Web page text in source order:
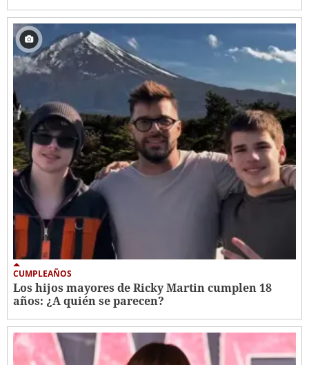
CUMPLEAÑOS
Los hijos mayores de Ricky Martin cumplen 18
años: ¿A quién se parecen?